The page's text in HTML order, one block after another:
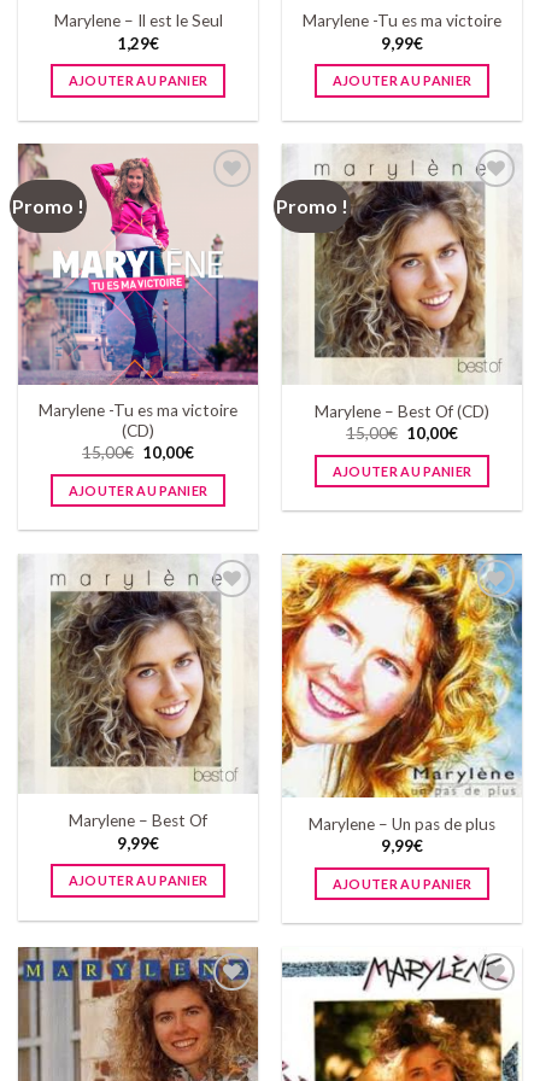
Marylene – Il est le Seul
1,29€
AJOUTER AU PANIER
Marylene -Tu es ma victoire
9,99€
AJOUTER AU PANIER
Promo !
wishlist
Marylene -Tu es ma victoire
(CD)
15,00€ 10,00€
AJOUTER AU PANIER
Promo !
Ajouter
à la
wishlist
Marylene – Best Of (CD)
15,00€ 10,00€
AJOUTER AU PANIER
Ajouter
à la
wishlist
Marylene – Best Of
9,99€
AJOUTER AU PANIER
Ajouter
à la
wishlist
Marylene – Un pas de plus
9,99€
AJOUTER AU PANIER
Ajouter
à la
wishlist
Ajouter
à la
wishlist